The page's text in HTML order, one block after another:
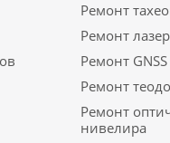
Ремонт
Ремонт
Ремонт
Ремонт
Ремонт
нивелира